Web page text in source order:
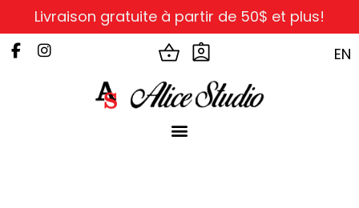
Livraison gratuite à partir de 50$ et plus!
EN